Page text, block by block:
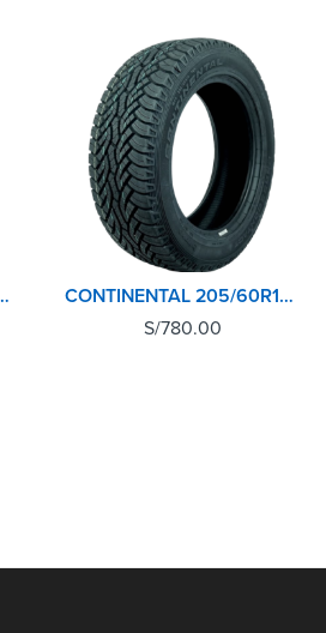
DUELER H/T 684II
CONTINENTAL 205/60R15 91H CROSSCONTACT AT
S/780.00